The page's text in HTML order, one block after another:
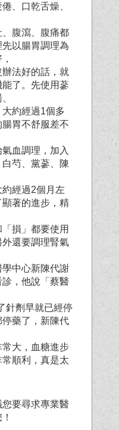
、口乾舌燥、
腹瀉、腹痛都
以腸胃調理為
法好的話，就
了。先使用蔘
約經過1個多
胃不舒服差不
血調理，加入
芍、黨蔘、陳
經過2個月左
著的進步，精
損」都要使用
還要調理腎氣
中心新陳代謝
，他說「蔡醫
針劑早就已經停
藥了，新陳代
大，血糖進步
順利，真是太
要尋求專業醫